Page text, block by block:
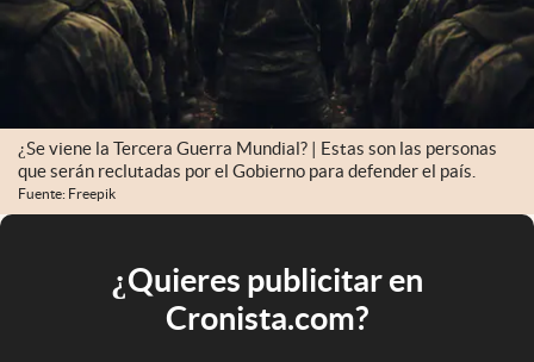
¿Se viene la Tercera Guerra Mundial? | Estas son las personas
que serán reclutadas por el Gobierno para defender el país.
Fuente: Freepik
¿Quieres publicitar en
Cronista.com?